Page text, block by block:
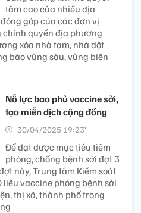
tâm cao của nhiều địa
góp của các đơn vị
quyền địa phương
xóa nhà tạm, nhà dột
bào vùng sâu, vùng biên
Nỗ lực bao phủ vaccine sởi,
tạo miễn dịch cộng đồng
30/04/2025 19:23’
Để đạt được mục tiêu tiêm
phòng, chống bệnh sởi đợt 3
này, Trung tâm Kiểm soát
vaccine phòng bệnh sởi
thị xã, thành phố trong